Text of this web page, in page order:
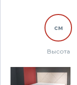
см
Высота